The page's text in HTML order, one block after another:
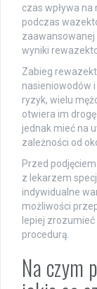
czas wpływa
podczas
zaawansowanej
wyniki
Zabieg
nasieniowodów
ryzyk, wielu
otwiera im
jednak mieć na
zależności od
Przed
z lekarzem
indywidualne
możliwości
lepiej
procedurą.
Na czym